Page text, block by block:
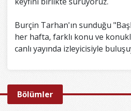
Burçin Tarhan'ın sunduğu
her hafta, farklı konu ve
canlı yayında izleyicisiyle
Bölümler